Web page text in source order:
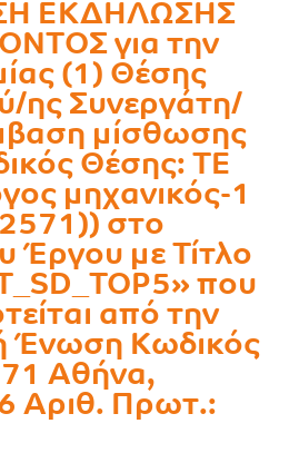
ΕΚΔΗΛΩΣΗΣ
για την
(1) Θέσης
ης Συνεργάτη/
μίσθωσης
Θέσης: ΤΕ
μηχανικός-1
στο
Έργου με Τίτλο
που
από την
Ένωση Κωδικός
Αθήνα,
Αριθ. Πρωτ.: